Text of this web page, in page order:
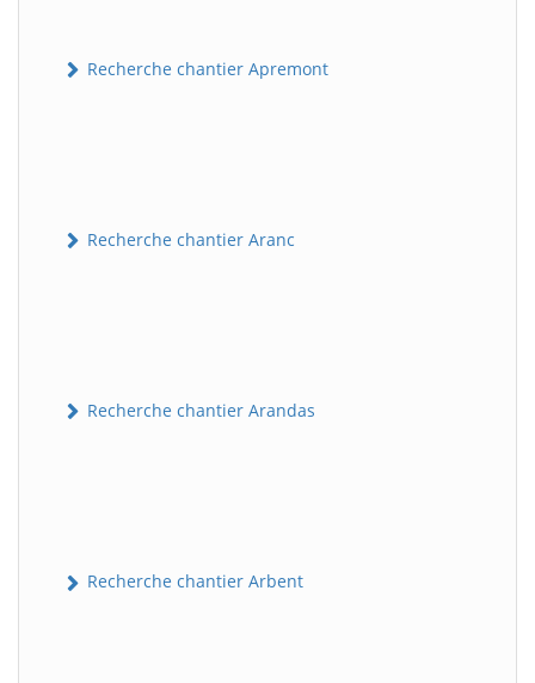
Recherche chantier Apremont
Recherche chantier Aranc
Recherche chantier Arandas
Recherche chantier Arbent